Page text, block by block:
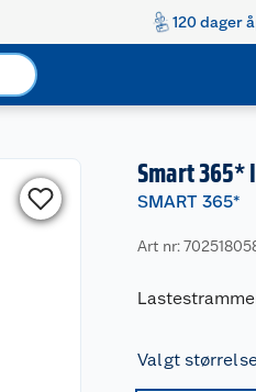
120 dager
Smart 365*
SMART 365*
Art nr:
Valgt